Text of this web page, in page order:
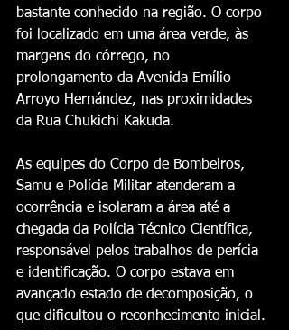
bastante conhecido na região. O corpo
foi localizado em uma área verde, às
margens do córrego, no
prolongamento da Avenida Emílio
Arroyo Hernández, nas proximidades
da Rua Chukichi Kakuda.
As equipes do Corpo de Bombeiros,
Samu e Polícia Militar atenderam a
ocorrência e isolaram a área até a
chegada da Polícia Técnico Científica,
responsável pelos trabalhos de perícia
e identificação. O corpo estava em
avançado estado de decomposição, o
que dificultou o reconhecimento inicial.